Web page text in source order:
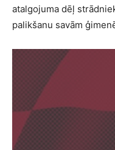
atalgojuma dēļ
palikšanu savām